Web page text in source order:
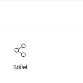
Sdílet